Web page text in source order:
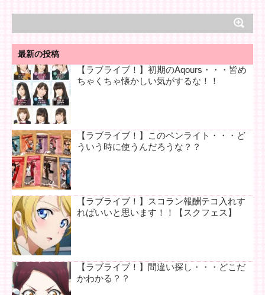
最新の投稿
【ラブライブ！】初期のAqours・・・皆め
ちゃくちゃ懐かしい気がするな！！
【ラブライブ！】このペンライト・・・ど
ういう時に使うんだろうな？？
【ラブライブ！】スコラン報酬テコ入れす
ればいいと思います！！【スクフェス】
【ラブライブ！】間違い探し・・・どこだ
かわかる？？